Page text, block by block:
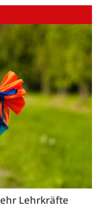
Lehrkräfte